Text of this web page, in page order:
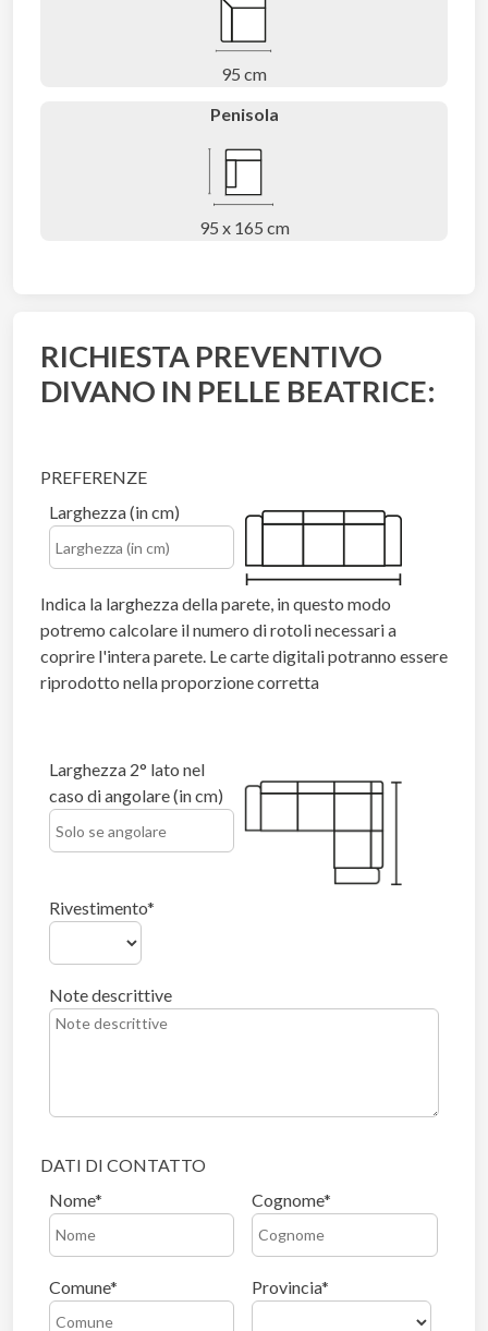
95 cm
Penisola
95 x 165 cm
RICHIESTA PREVENTIVO
DIVANO IN PELLE BEATRICE:
PREFERENZE
Larghezza (in cm)
Indica la larghezza della parete, in questo modo
potremo calcolare il numero di rotoli necessari a
coprire l'intera parete. Le carte digitali potranno essere
riprodotto nella proporzione corretta
Larghezza 2° lato nel
caso di angolare (in cm)
Rivestimento
Note descrittive
DATI DI CONTATTO
Nome
Cognome
Comune Provincia